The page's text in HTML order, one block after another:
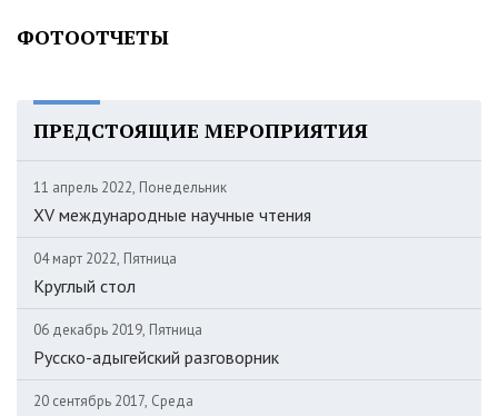
ФОТООТЧЕТЫ
ПРЕДСТОЯЩИЕ МЕРОПРИЯТИЯ
11 апрель 2022, Понедельник
XV международные научные чтения
04 март 2022, Пятница
Круглый стол
06 декабрь 2019, Пятница
Русско-адыгейский разговорник
20 сентябрь 2017, Среда